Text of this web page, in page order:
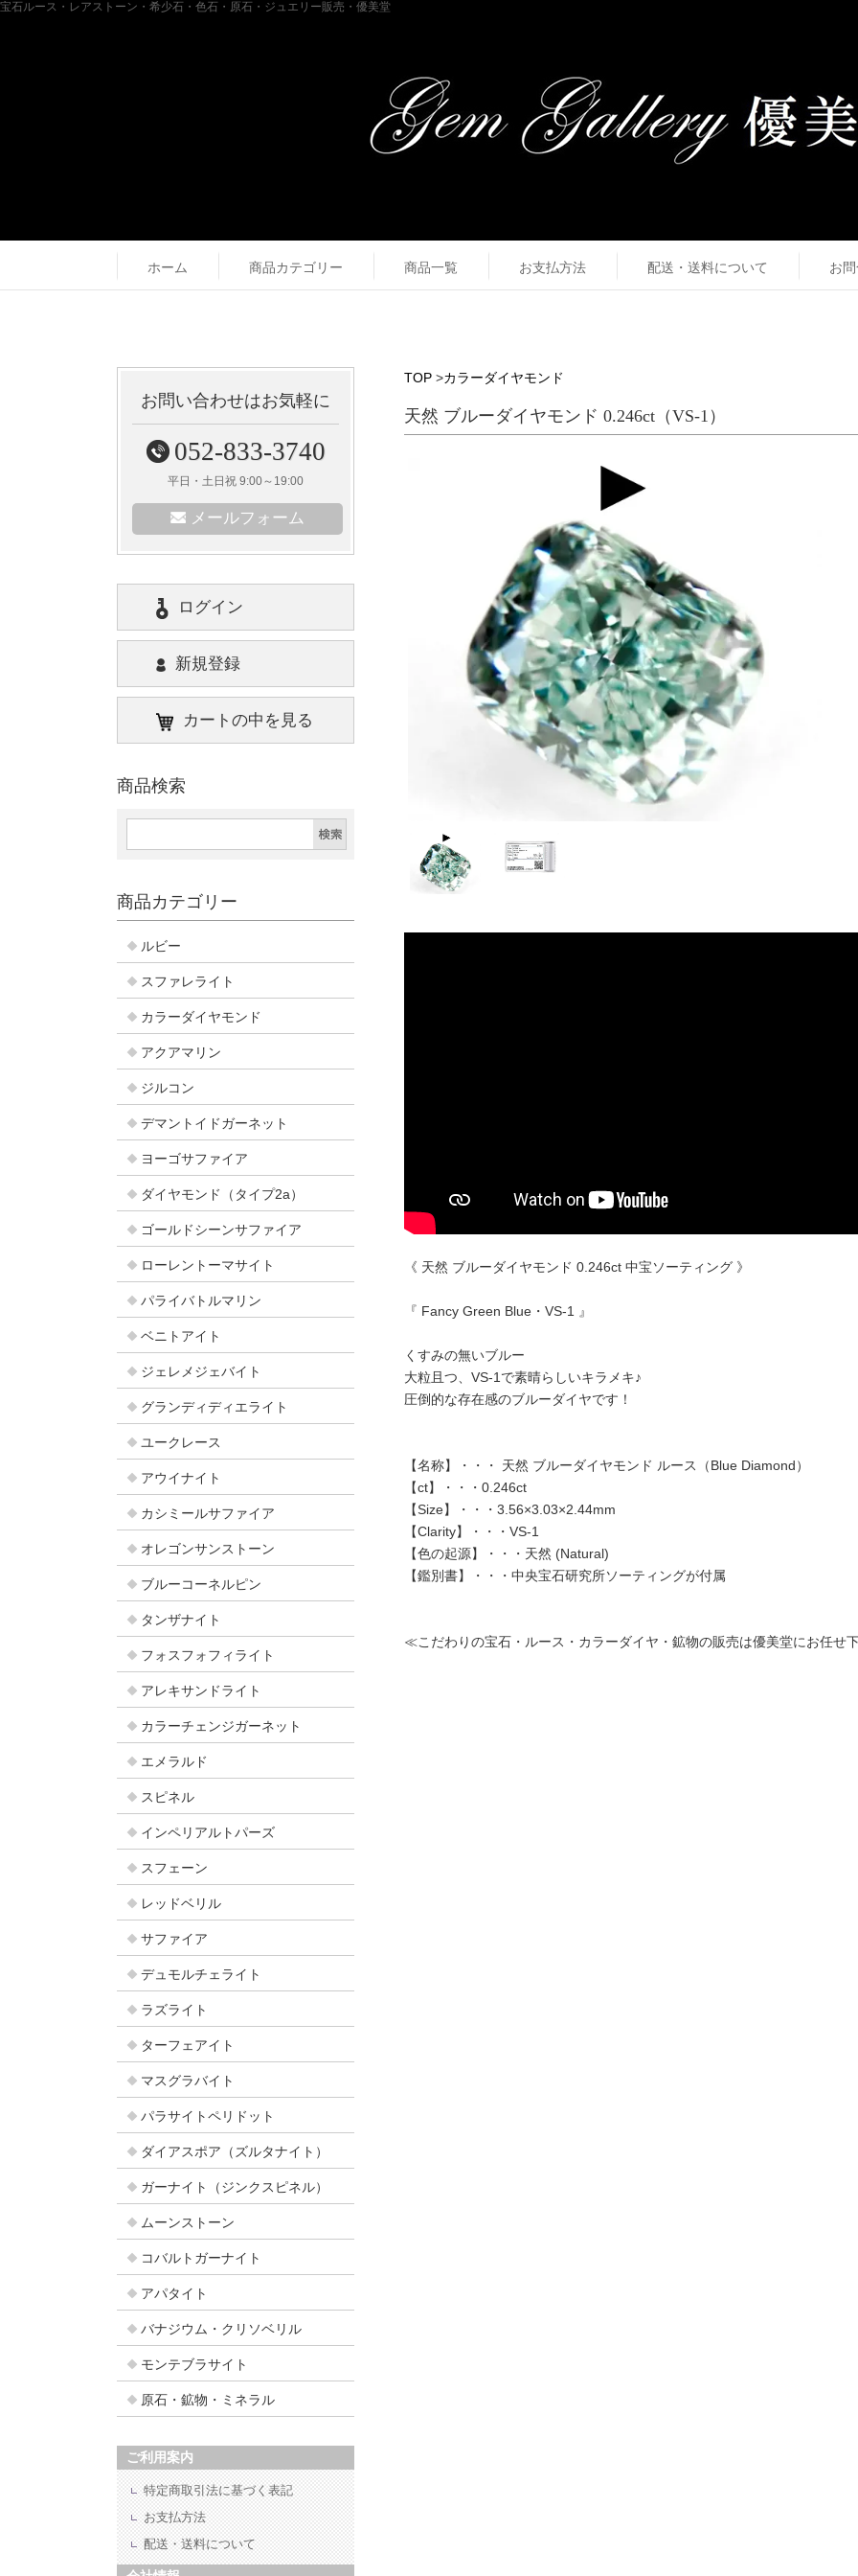
宝石ルース・レアストーン・希少石・色石・原石・ジュエリー販売・優美堂
ホーム 商品カテゴリー 商品一覧 お支払方法 配送・送料について お
TOP >カラーダイヤモンド
天然 ブルーダイヤモンド 0.246ct（VS-1）
《 天然 ブルーダイヤモンド 0.246ct 中宝ソーティング 》
『 Fancy Green Blue・VS-1 』
くすみの無いブルー
大粒且つ、VS-1で素晴らしいキラメキ♪
圧倒的な存在感のブルーダイヤです！
【名称】・・・ 天然 ブルーダイヤモンド ルース（Blue Diamond）
【ct】・・・0.246ct
【Size】・・・3.56×3.03×2.44mm
【Clarity】・・・VS-1
【色の起源】・・・天然 (Natural)
【鑑別書】・・・中央宝石研究所ソーティングが付属
≪こだわりの宝石・ルース・カラーダイヤ・鉱物の販売は優美堂にお任せ
お問い合わせはお気軽に
052-833-3740
平日・土日祝 9:00～19:00
メールフォーム
ログイン
新規登録
カートの中を見る
商品検索
商品カテゴリー
ルビー
スファレライト
カラーダイヤモンド
アクアマリン
ジルコン
デマントイドガーネット
ヨーゴサファイア
ダイヤモンド（タイプ2a）
ゴールドシーンサファイア
ローレントーマサイト
パライバトルマリン
ベニトアイト
ジェレメジェバイト
グランディディエライト
ユークレース
アウイナイト
カシミールサファイア
オレゴンサンストーン
ブルーコーネルピン
タンザナイト
フォスフォフィライト
アレキサンドライト
カラーチェンジガーネット
エメラルド
スピネル
インペリアルトパーズ
スフェーン
レッドベリル
サファイア
デュモルチェライト
ラズライト
ターフェアイト
マスグラバイト
パラサイトペリドット
ダイアスポア（ズルタナイト）
ガーナイト（ジンクスピネル）
ムーンストーン
コバルトガーナイト
アパタイト
バナジウム・クリソベリル
モンテブラサイト
原石・鉱物・ミネラル
ご利用案内
特定商取引法に基づく表記
お支払方法
配送・送料について